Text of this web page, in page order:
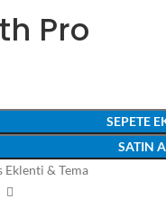
Pro
SEPETE
SATIN
Eklenti & Tema